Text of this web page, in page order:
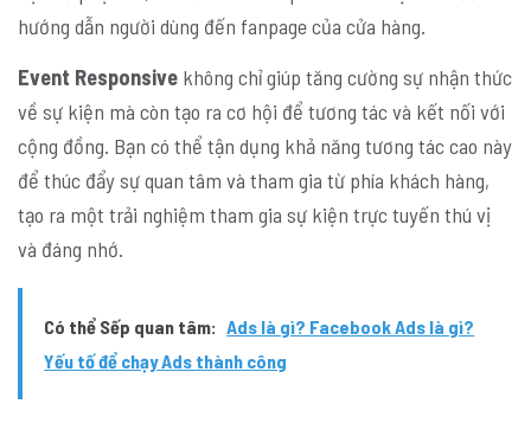
hướng dẫn người dùng đến fanpage của cửa hàng.
Event Responsive không chỉ giúp tăng cường sự nhận thức
về sự kiện mà còn tạo ra cơ hội để tương tác và kết nối với
cộng đồng. Bạn có thể tận dụng khả năng tương tác cao này
để thúc đẩy sự quan tâm và tham gia từ phía khách hàng,
tạo ra một trải nghiệm tham gia sự kiện trực tuyến thú vị
và đáng nhớ.
Có thể Sếp quan tâm: Ads là gì? Facebook Ads là gì?
Yếu tố để chạy Ads thành công